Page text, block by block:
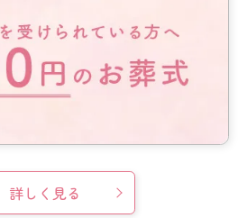
詳しく見る